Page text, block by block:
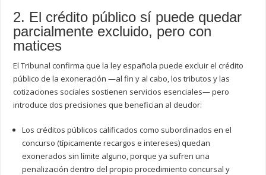
2. El crédito público sí puede quedar
parcialmente excluido, pero con
matices
El Tribunal confirma que la ley española puede excluir el crédito
público de la exoneración —al fin y al cabo, los tributos y las
cotizaciones sociales sostienen servicios esenciales— pero
introduce dos precisiones que benefician al deudor:
Los créditos públicos calificados como subordinados en el
concurso (típicamente recargos e intereses) quedan
exonerados sin límite alguno, porque ya sufren una
penalización dentro del propio procedimiento concursal y